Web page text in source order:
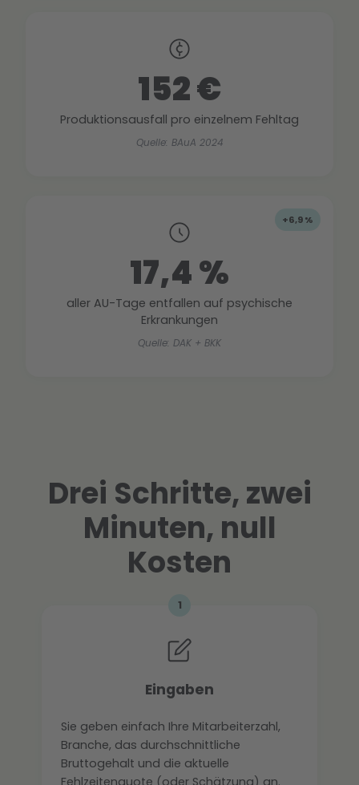
152 €
Produktionsausfall pro einzelnem Fehltag
Quelle: BAuA 2024
+6,9 %
17,4 %
aller AU-Tage entfallen auf psychische
Erkrankungen
Quelle: DAK + BKK
Drei Schritte, zwei
Minuten, null
Kosten
1
Eingaben
Sie geben einfach Ihre Mitarbeiterzahl,
Branche, das durchschnittliche
Bruttogehalt und die aktuelle
Fehlzeitenquote (oder Schätzung) an.